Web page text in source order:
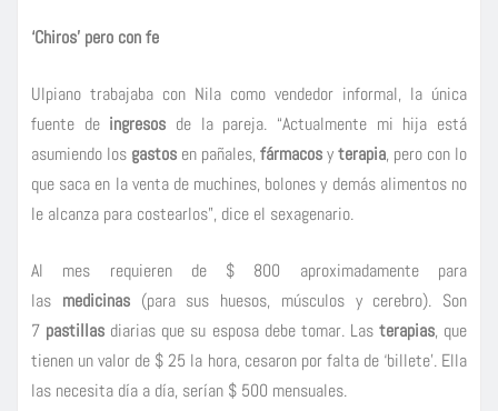
‘Chiros’ pero con fe
Ulpiano trabajaba con Nila como vendedor informal, la única
fuente deingresos de la pareja. “Actualmente mi hija está
asumiendo los gastos en pañales, fármacosyterapia, pero con lo
que saca en la venta de muchines, bolones y demás alimentos no
le alcanza para costearlos”, dice el sexagenario.
Al mes requieren de $ 800 aproximadamente para
las medicinas(para sus huesos, músculos y cerebro). Son
7 pastillas diarias que su esposa debe tomar. Las terapias, que
tienen un valor de $ 25 la hora, cesaron por falta de ‘billete’. Ella
las necesita día a día, serían $ 500 mensuales.